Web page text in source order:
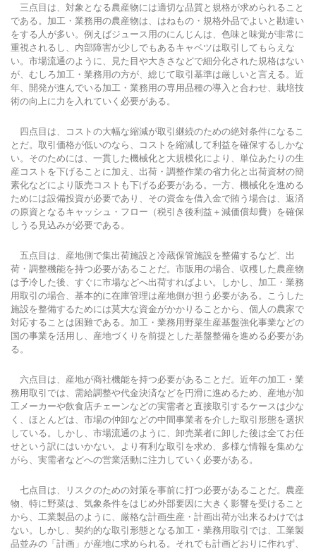
三点目は、対象となる農産物には適切な品質と規格が求められること
である。加工・業務用の農産物は、はねもの・規格外品でよいと勘違い
をする人が多い。例えばジュース用のにんじんは、色味と味覚が非常に
重視されるし、内部障害が少しでもあるキャベツは取引してもらえな
い。市場流通のように、見た目や大きさなどで細分化された規格はない
が、むしろ加工・業務用の方が、総じて取引基準は厳しいと言える。近
年、開発が進んでいる加工・業務用の専用品種の導入と合わせ、栽培技
術の向上に力を入れていく必要がある。
四点目は、コストの大幅な縮減が取引継続のための絶対条件になるこ
とだ。取引価格が低いのなら、コストを縮減して利益を確保するしかな
い。そのためには、一貫した機械化と大規模化により、単位あたりの生
産コストを下げることに加え、出荷・調整作業の省力化と出荷資材の簡
素化などにより販売コストも下げる必要がある。一方、機械化を進める
ためには設備投資が必要であり、その資金を借入金で賄う場合は、返済
の原資となるキャッシュ・フロー（税引き後利益＋減価償却費）を確保
しうる見込みが必要である。
五点目は、産地側で集出荷施設と冷蔵保管施設を整備するなど、出
荷・調整機能を持つ必要があることだ。市販用の場合、収穫した農産物
は予冷した後、すぐに市場などへ出荷すればよい。しかし、加工・業務
用取引の場合、基本的に在庫管理は産地側が担う必要がある。こうした
施設を整備するためには莫大な資金がかかりることから、個人の農家で
対応することは困難である。加工・業務用野菜生産基盤強化事業などの
国の事業を活用し、産地づくりを前提とした基盤整備を進める必要があ
る。
六点目は、産地が商社機能を持つ必要があることだ。近年の加工・業
務用取引では、需給調整や代金決済などを円滑に進めるため、産地が加
工メーカーや飲食店チェーンなどの実需者と直接取引するケースは少な
く、ほとんどは、市場の仲卸などの中間事業者を介した取引形態を選択
している。しかし、市場流通のように、卸売業者に卸した後は全てお任
せという訳にはいかない。より有利な取引を求め、多様な情報を集めな
がら、実需者などへの営業活動に注力していく必要がある。
七点目は、リスクのための対策を事前に打つ必要があることだ。農産
物、特に野菜は、気象条件をはじめ外部要因に大きく影響を受けること
から、工業製品のように、厳格な計画生産・計画出荷が出来るわけでは
ない。しかし、契約的な取引形態となる加工・業務用取引では、工業製
品並みの「計画」が産地に求められる。それでも計画どおりに作れず、